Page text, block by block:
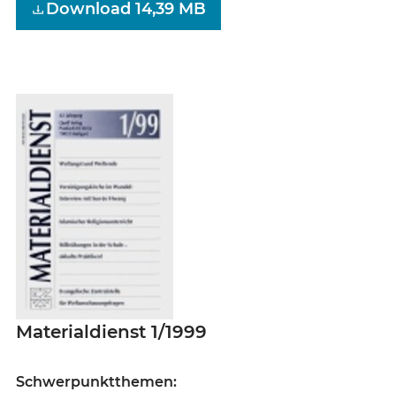
Download 14,39 MB
Materialdienst 1/1999
Schwerpunktthemen: